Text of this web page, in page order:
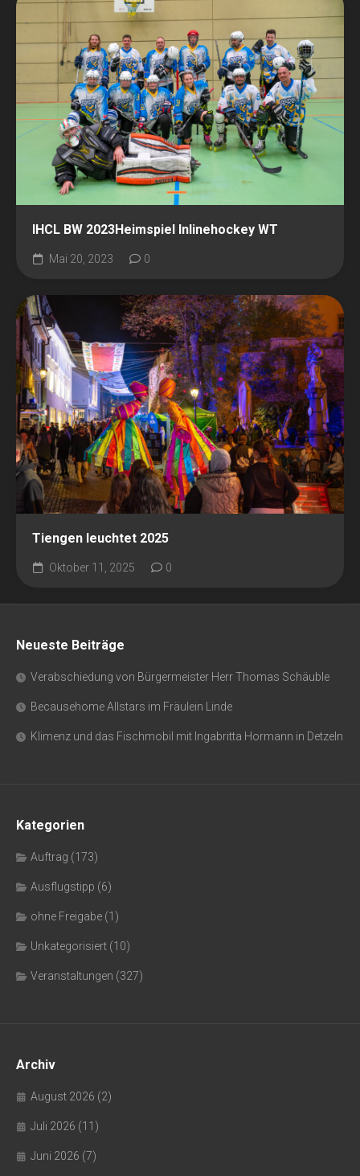
IHCL BW 2023Heimspiel Inlinehockey WT
Mai 20, 2023 0
Tiengen leuchtet 2025
Oktober 11, 2025 0
Neueste Beiträge
Verabschiedung von Bürgermeister Herr Thomas Schäuble
Becausehome Allstars im Fräulein Linde
Klimenz und das Fischmobil mit Ingabritta Hormann in Detzeln
Kategorien
Auftrag (173)
Ausflugstipp (6)
ohne Freigabe (1)
Unkategorisiert (10)
Veranstaltungen (327)
Archiv
August 2026 (2)
Juli 2026 (11)
Juni 2026 (7)